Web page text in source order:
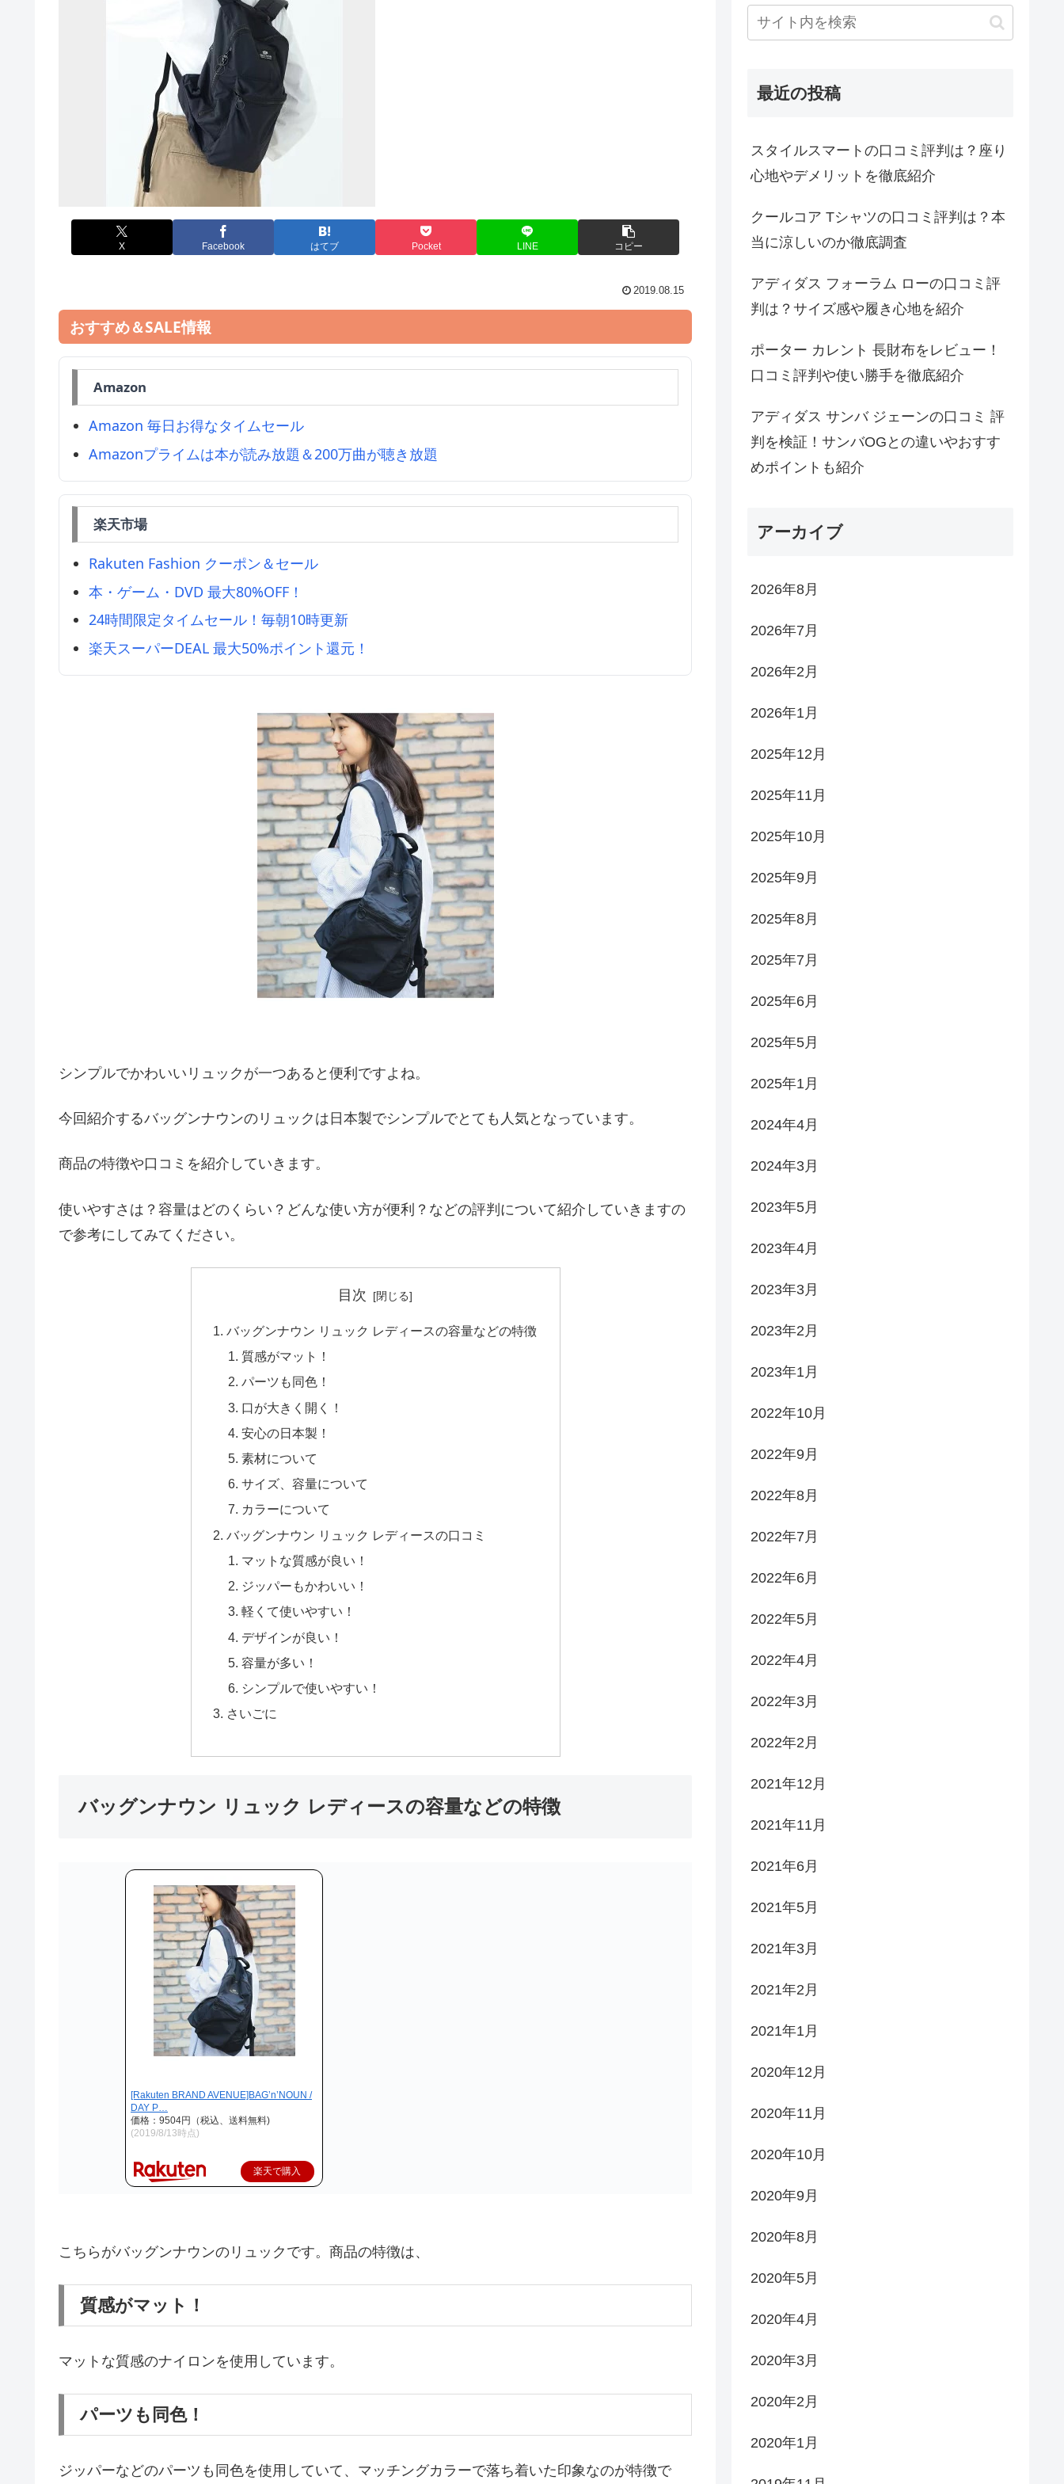
X Facebook はてブ Pocket LINE コピー
2019.08.15
おすすめ＆SALE情報
Amazon
Amazon 毎日お得なタイムセール
Amazonプライムは本が読み放題＆200万曲が聴き放題
楽天市場
Rakuten Fashion クーポン＆セール
本・ゲーム・DVD 最大80%OFF！
24時間限定タイムセール！毎朝10時更新
楽天スーパーDEAL 最大50%ポイント還元！
シンプルでかわいいリュックが一つあると便利ですよね。
今回紹介するバッグンナウンのリュックは日本製でシンプルでとても人気となっています。
商品の特徴や口コミを紹介していきます。
使いやすさは？容量はどのくらい？どんな使い方が便利？などの評判について紹介していきますの
で参考にしてみてください。
目次
バッグンナウン リュック レディースの容量などの特徴
質感がマット！
パーツも同色！
口が大きく開く！
安心の日本製！
素材について
サイズ、容量について
カラーについて
バッグンナウン リュック レディースの口コミ
マットな質感が良い！
ジッパーもかわいい！
軽くて使いやすい！
デザインが良い！
容量が多い！
シンプルで使いやすい！
さいごに
バッグンナウン リュック レディースの容量などの特徴
[Rakuten BRAND AVENUE]BAG’n’NOUN /
DAY P…
価格：9504円（税込、送料無料)
(2019/8/13時点)
楽天で購入
こちらがバッグンナウンのリュックです。商品の特徴は、
質感がマット！
マットな質感のナイロンを使用しています。
パーツも同色！
ジッパーなどのパーツも同色を使用していて、マッチングカラーで落ち着いた印象なのが特徴で
最近の投稿
スタイルスマートの口コミ評判は？座り
心地やデメリットを徹底紹介
クールコア Tシャツの口コミ評判は？本
当に涼しいのか徹底調査
アディダス フォーラム ローの口コミ評
判は？サイズ感や履き心地を紹介
ポーター カレント 長財布をレビュー！
口コミ評判や使い勝手を徹底紹介
アディダス サンバ ジェーンの口コミ 評
判を検証！サンバOGとの違いやおすす
めポイントも紹介
アーカイブ
2026年8月
2026年7月
2026年2月
2026年1月
2025年12月
2025年11月
2025年10月
2025年9月
2025年8月
2025年7月
2025年6月
2025年5月
2025年1月
2024年4月
2024年3月
2023年5月
2023年4月
2023年3月
2023年2月
2023年1月
2022年10月
2022年9月
2022年8月
2022年7月
2022年6月
2022年5月
2022年4月
2022年3月
2022年2月
2021年12月
2021年11月
2021年6月
2021年5月
2021年3月
2021年2月
2021年1月
2020年12月
2020年11月
2020年10月
2020年9月
2020年8月
2020年5月
2020年4月
2020年3月
2020年2月
2020年1月